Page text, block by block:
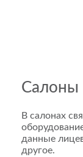
Салоны
В салонах
данные
другое.